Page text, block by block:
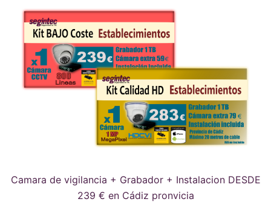
Camara de vigilancia + Grabador + Instalacion DESDE
239 € en Cádiz pronvicia